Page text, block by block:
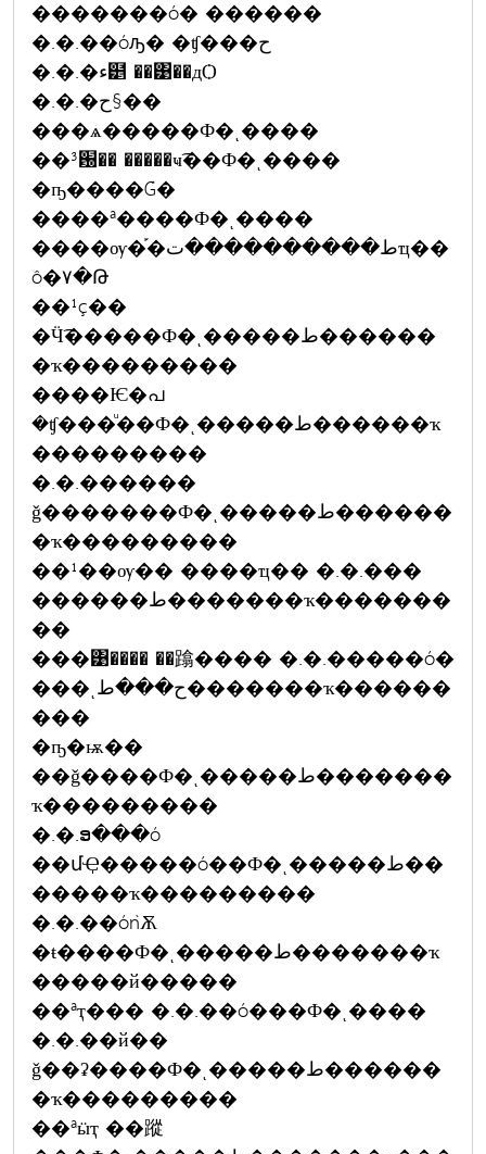
�������ó� ������
�.�.��óԡ� �ʧ���ح
�.�.�ء๵ ��͹��дѺ
�.�.�ح§��
���ѧ�����Ф�ͺ����
��³԰�� �����ҹ͡��Ф�ͺ����
�ҧ����Ǵ�
����ª����Ф�ͺ����
����ѹ�֡�ط����������تҵ��
ô�٧�Թ
��¹ç��
�Ӵ͡�����Ф�ͺ�����ط������
�ҡ���������
����Ѥ�പ
�ʧ���ͧ��Ф�ͺ�����ط������ҡ
���������
�.�.������
ǧ�������Ф�ͺ�����ط������
�ҡ���������
��¹��ѹ�� ����ҵ�� �.�.���
������ط�������ҡ�������
��
���͹���� ��蹹���� �.�.�����ó�
���ͺح���ط�������ҡ������
���
�ҧ�ѭ��
��ǧ����Ф�ͺ�����ط�������
ҡ���������
�.�.ອ���ó
��մҾ�����ó��Ф�ͺ�����ط��
�����ҡ���������
�.�.��óǹѪ
�ŧ����Ф�ͺ�����ط�������ҡ
�����й�����
��ªҭ��� �.�.��ó���Ф�ͺ����
�.�.��й��
ǧ��ʡ����Ф�ͺ�����ط������
�ҡ���������
��ªӹҭ ��蹤